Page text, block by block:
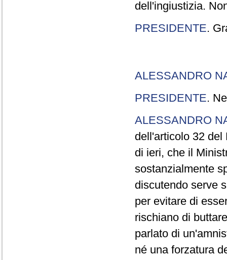
dell'ingiustizia.
PRESIDENTE.
ALESSANDRO
PRESIDENTE.
ALESSANDRO
dell'articolo 32 del
di ieri, che il
sostanzialmente
discutendo serve
per evitare di
rischiano di
parlato di
né una forzatura